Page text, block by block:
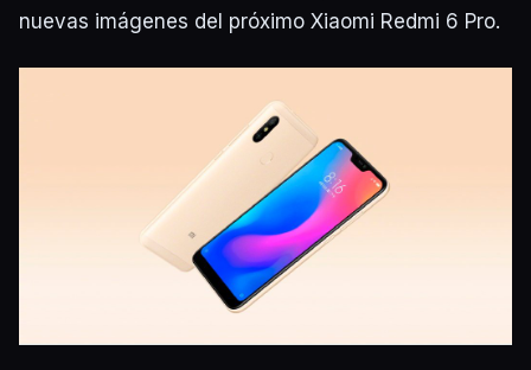
nuevas imágenes del próximo Xiaomi Redmi 6 Pro.